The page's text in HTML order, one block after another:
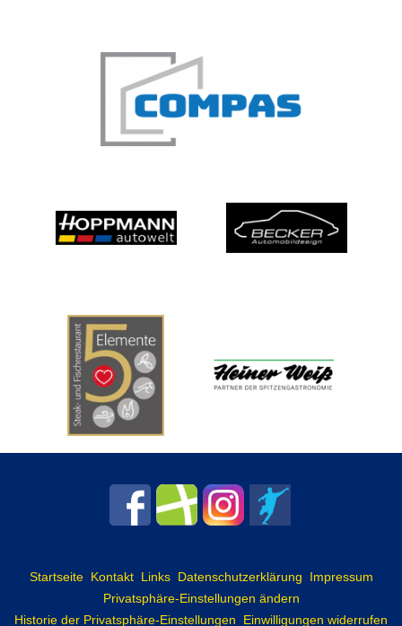
Startseite Kontakt Links Datenschutzerklärung
Impressum
Privatsphäre-Einstellungen ändern
Historie der Privatsphäre-Einstellungen
Einwilligungen widerrufen